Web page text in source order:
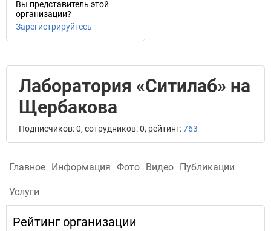
Вы представитель этой
организации?
Зарегистрируйтесь
Лаборатория «Ситилаб» на
Щербакова
Подписчиков: 0, сотрудников: 0, рейтинг:763
Главное Информация Фото Видео Публикации
Услуги
Рейтинг организации